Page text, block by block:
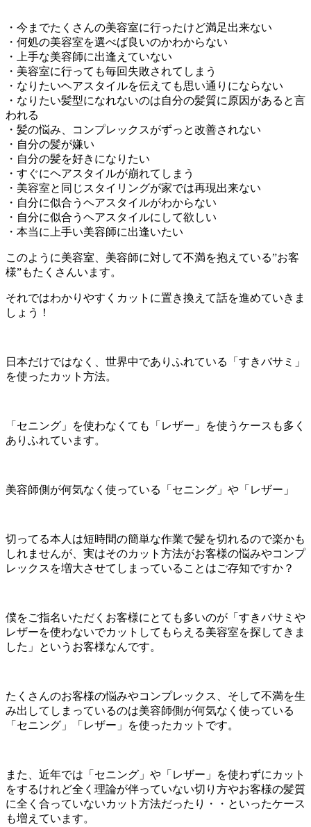
・今までたくさんの美容室に行ったけど満足出来ない
・何処の美容室を選べば良いのかわからない
・上手な美容師に出逢えていない
・美容室に行っても毎回失敗されてしまう
・なりたいヘアスタイルを伝えても思い通りにならない
・なりたい髪型になれないのは自分の髪質に原因があると言
われる
・髪の悩み、コンプレックスがずっと改善されない
・自分の髪が嫌い
・自分の髪を好きになりたい
・すぐにヘアスタイルが崩れてしまう
・美容室と同じスタイリングが家では再現出来ない
・自分に似合うヘアスタイルがわからない
・自分に似合うヘアスタイルにして欲しい
・本当に上手い美容師に出逢いたい
このように美容室、美容師に対して不満を抱えている”お客
様”もたくさんいます。
それではわかりやすくカットに置き換えて話を進めていきま
しょう！
日本だけではなく、世界中でありふれている「すきバサミ」
を使ったカット方法。
「セニング」を使わなくても「レザー」を使うケースも多く
ありふれています。
美容師側が何気なく使っている「セニング」や「レザー」
切ってる本人は短時間の簡単な作業で髪を切れるので楽かも
しれませんが、実はそのカット方法がお客様の悩みやコンプ
レックスを増大させてしまっていることはご存知ですか？
僕をご指名いただくお客様にとても多いのが「すきバサミや
レザーを使わないでカットしてもらえる美容室を探してきま
した」というお客様なんです。
たくさんのお客様の悩みやコンプレックス、そして不満を生
み出してしまっているのは美容師側が何気なく使っている
「セニング」「レザー」を使ったカットです。
また、近年では「セニング」や「レザー」を使わずにカット
をするけれど全く理論が伴っていない切り方やお客様の髪質
に全く合っていないカット方法だったり・・といったケース
も増えています。